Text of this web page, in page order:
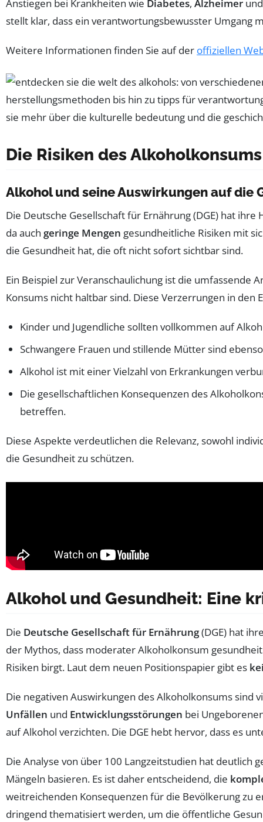
Anstiegen bei Krankheiten wie Diabetes, Alzheimer
stellt klar, dass ein verantwortungsbewusster Umgang
Weitere Informationen finden Sie auf der offiziellen
Die Risiken des Alkoholkonsums
Alkohol und seine Auswirkungen auf die
Die Deutsche Gesellschaft für Ernährung (DGE) hat
da auch geringe Mengen gesundheitliche Risiken mit
die Gesundheit hat, die oft nicht sofort sichtbar sind.
Ein Beispiel zur Veranschaulichung ist die umfassende
Konsums nicht haltbar sind. Diese Verzerrungen in den
Kinder und Jugendliche sollten vollkommen auf
Schwangere Frauen und stillende Mütter sind
Alkohol ist mit einer Vielzahl von Erkrankungen
Die gesellschaftlichen Konsequenzen des
betreffen.
Diese Aspekte verdeutlichen die Relevanz, sowohl
die Gesundheit zu schützen.
Alkohol und Gesundheit: Eine
Die Deutsche Gesellschaft für Ernährung(DGE) hat
der Mythos, dass moderater Alkoholkonsum
Risiken birgt. Laut dem neuen Positionspapier gibt es
Die negativen Auswirkungen des Alkoholkonsums sind
Unfällen und Entwicklungsstörungen bei
auf Alkohol verzichten. Die DGE hebt hervor, dass es
Die Analyse von über 100 Langzeitstudien hat deutlich
Mängeln basieren. Es ist daher entscheidend, die
weitreichenden Konsequenzen für die Bevölkerung zu
dringend thematisiert werden, um die öffentliche